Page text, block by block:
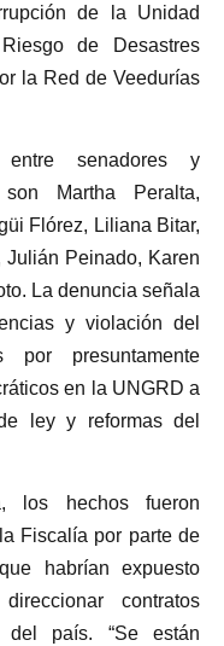
de la Unidad
de Desastres
la Red de Veedurías
entre senadores y
Martha Peralta,
Flórez, Liliana Bitar,
Julián Peinado, Karen
La denuncia señala
y violación del
por presuntamente
en la UNGRD a
ley y reformas del
los hechos fueron
Fiscalía por parte de
habrían expuesto
contratos
del país. “Se están